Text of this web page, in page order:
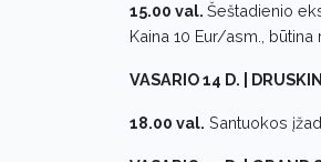
15.00 val. Šeštadienio
Kaina 10 Eur/asm.,
VASARIO 14 D. |
18.00 val. Santuokos